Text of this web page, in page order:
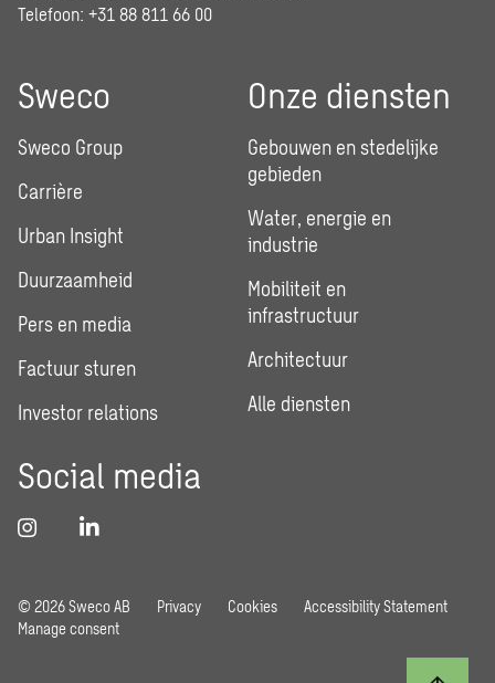
Telefoon: +31 88 811 66 00
Sweco
Sweco Group
Carrière
Urban Insight
Duurzaamheid
Pers en media
Factuur sturen
Investor relations
Onze diensten
Gebouwen en stedelijke
gebieden
Water, energie en
industrie
Mobiliteit en
infrastructuur
Architectuur
Alle diensten
Social media
© 2026 Sweco AB Privacy Cookies
Accessibility Statement
Manage consent